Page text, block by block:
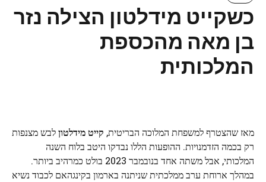
כשקייט מידלטון הצילה נזר
בן מאה מהכספת
המלכותית
מאז שהצטרף למשפחת המלוכה הבריטית, קייט מידלטוןלבש מצנפות
רק בכמה הזדמנויות. ההופעות הללו נבדקו היטב בלוח השנה
המלכותי, אבל משתה אחד בנובמבר 2023 בולט כמרהיב ביותר.
במהלך ארוחת ערב ממלכתית שניתנה בארמון בקינגהאם לכבוד נשיא